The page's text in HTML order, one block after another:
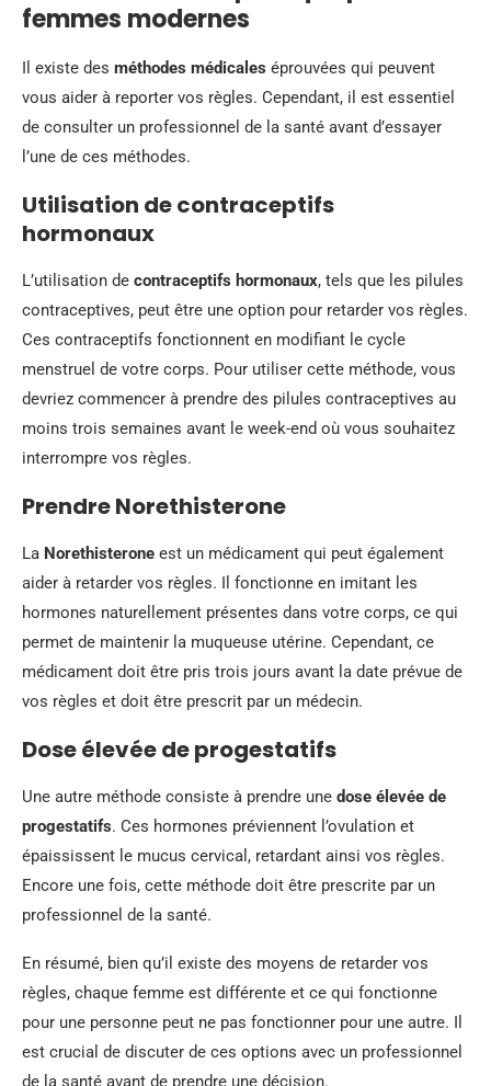
femmes modernes
Il existe des méthodes médicales éprouvées qui peuvent
vous aider à reporter vos règles. Cependant, il est essentiel
de consulter un professionnel de la santé avant d’essayer
l’une de ces méthodes.
Utilisation de contraceptifs
hormonaux
L’utilisation de contraceptifs hormonaux, tels que les pilules
contraceptives, peut être une option pour retarder vos règles.
Ces contraceptifs fonctionnent en modifiant le cycle
menstruel de votre corps. Pour utiliser cette méthode, vous
devriez commencer à prendre des pilules contraceptives au
moins trois semaines avant le week-end où vous souhaitez
interrompre vos règles.
Prendre Norethisterone
La Norethisterone est un médicament qui peut également
aider à retarder vos règles. Il fonctionne en imitant les
hormones naturellement présentes dans votre corps, ce qui
permet de maintenir la muqueuse utérine. Cependant, ce
médicament doit être pris trois jours avant la date prévue de
vos règles et doit être prescrit par un médecin.
Dose élevée de progestatifs
Une autre méthode consiste à prendre une dose élevée de
progestatifs. Ces hormones préviennent l’ovulation et
épaississent le mucus cervical, retardant ainsi vos règles.
Encore une fois, cette méthode doit être prescrite par un
professionnel de la santé.
En résumé, bien qu’il existe des moyens de retarder vos
règles, chaque femme est différente et ce qui fonctionne
pour une personne peut ne pas fonctionner pour une autre. Il
est crucial de discuter de ces options avec un professionnel
de la santé avant de prendre une décision.